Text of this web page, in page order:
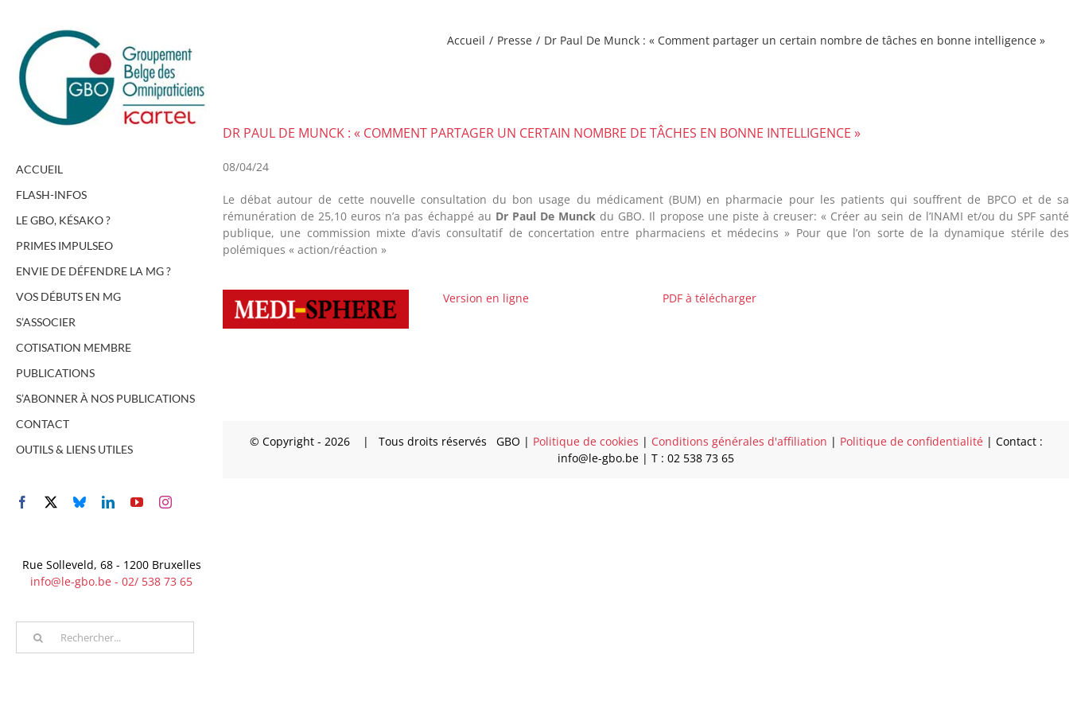
contenu
ACCUEIL
FLASH-INFOS
LE GBO, KÉSAKO ?
PRIMES IMPULSEO
ENVIE DE DÉFENDRE LA MG ?
VOS DÉBUTS EN MG
S’ASSOCIER
COTISATION MEMBRE
PUBLICATIONS
S’ABONNER À NOS PUBLICATIONS
CONTACT
OUTILS & LIENS UTILES
Facebook BlueskyLinkedInYouTubeInstagram
Rue Solleveld, 68 - 1200 Bruxelles
info@le-gbo.be - 02/ 538 73 65
Accueil Presse Dr Paul De Munck : « Comment partager un certain nombre de tâches en bonne intelligence »
DR PAUL DE MUNCK : « COMMENT PARTAGER UN CERTAIN NOMBRE DE TÂCHES EN BONNE INTELLIGENCE »
08/04/24
Le débat autour de cette nouvelle consultation du bon usage du médicament (BUM) en pharmacie pour les patients qui souffrent de BPCO et de sa
rémunération de 25,10 euros n’a pas échappé au Dr Paul De Munck du GBO. Il propose une piste à creuser: « Créer au sein de l’INAMI et/ou du SPF santé
publique, une commission mixte d’avis consultatif de concertation entre pharmaciens et médecins » Pour que l’on sorte de la dynamique stérile des
polémiques « action/réaction »
Version en ligne PDF à télécharger
© Copyright - 2026 | Tous droits réservés GBO | Politique de cookies | Conditions générales d'affiliation | Politique de confidentialité | Contact :
info@le-gbo.be | T : 02 538 73 65